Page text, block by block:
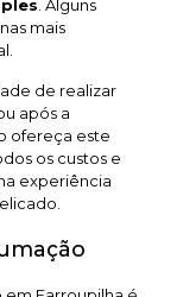
. Alguns
mais
de realizar
após a
ofereça este
os custos e
experiência